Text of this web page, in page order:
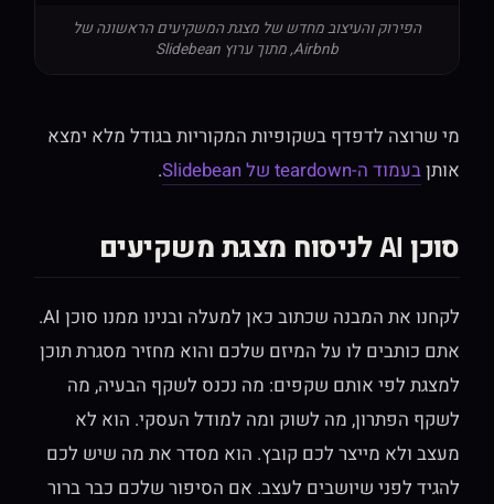
הפירוק והעיצוב מחדש של מצגת המשקיעים הראשונה של
Airbnb, מתוך ערוץ Slidebean
מי שרוצה לדפדף בשקופיות המקוריות בגודל מלא ימצא
אותןבעמוד ה-teardown של Slidebean .
סוכן AI לניסוח מצגת משקיעים
לקחנו את המבנה שכתוב כאן למעלה ובנינו ממנו סוכן AI.
אתם כותבים לו על המיזם שלכם והוא מחזיר מסגרת תוכן
למצגת לפי אותם שקפים: מה נכנס לשקף הבעיה, מה
לשקף הפתרון, מה לשוק ומה למודל העסקי. הוא לא
מעצב ולא מייצר לכם קובץ. הוא מסדר את מה שיש לכם
להגיד לפני שיושבים לעצב. אם הסיפור שלכם כבר ברור